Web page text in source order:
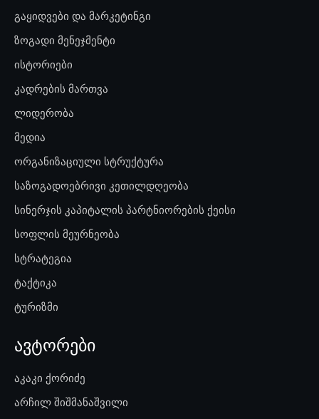
გაყიდვები და მარკეტინგი
ზოგადი მენეჯმენტი
ისტორიები
კადრების მართვა
ლიდერობა
მედია
ორგანიზაციული სტრუქტურა
საზოგადოებრივი კეთილდღეობა
სინერჯის კაპიტალის პარტნიორების ქეისი
სოფლის მეურნეობა
სტრატეგია
ტაქტიკა
ტურიზმი
ავტორები
აკაკი ქორიძე
არჩილ შიშმანაშვილი